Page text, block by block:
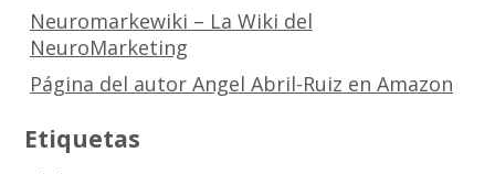
Neuromarkewiki – La Wiki del
NeuroMarketing
Página del autor Angel Abril-Ruiz en Amazon
Etiquetas